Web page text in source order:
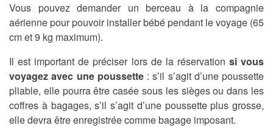
Vous pouvez demander un berceau à la compagnie
aérienne pour pouvoir installer bébé pendant le voyage (65
cm et 9 kg maximum).
Il est important de préciser lors de la réservation si vous
voyagez avec une poussette : s’il s’agit d’une poussette
pliable, elle pourra être casée sous les sièges ou dans les
coffres à bagages, s’il s’agit d’une poussette plus grosse,
elle devra être enregistrée comme bagage imposant.